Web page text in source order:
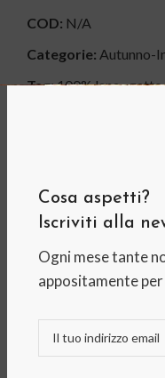
Cosa aspetti?
Iscriviti alla
Ogni mese tante
appositamente
COD: N/A
Categorie: Autunno-
Tag:100% lana, gatto
INFORMAZIONI
PESO